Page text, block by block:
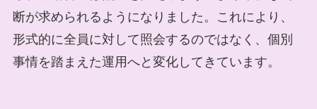
断が求められるようになりました。これにより、
形式的に全員に対して照会するのではなく、個別
事情を踏まえた運用へと変化してきています。